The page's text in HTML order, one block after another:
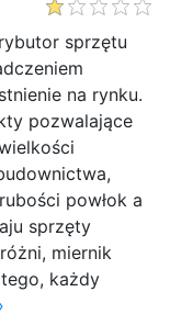
sprzętu
na rynku.
pozwalające
powłok a
sprzęty
miernik
każdy